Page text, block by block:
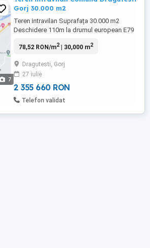
7
Gorj 30.000 m2
Teren intravilan Suprafața 30.000 m2
Deschidere 110m la drumul european E79
canal Oferte închiriere Partener la o viitoare
Terenul are un singur proprietar:Persoana
fizica Intabulare și carte funciară fără
sarcini
78,52 RON/m2| 30,000 m2
Dragutesti, Gorj
27 iulie
2 355 660 RON
Telefon validat